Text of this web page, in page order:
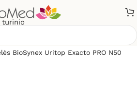
turinio
BioSynex Uritop Exacto PRO N50